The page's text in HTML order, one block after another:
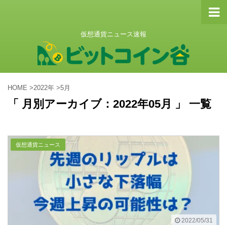
仮想通貨ニュース速報
HOME >2022年 >5月
「 月別アーカイブ：2022年05月 」 一覧
2022/05/31
仮想通貨ニュース